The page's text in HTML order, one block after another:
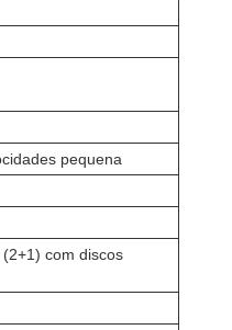
pequena
com discos